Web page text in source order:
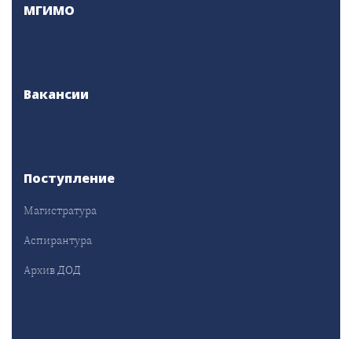
МГИМО
Вакансии
Поступление
Магистратура
Аспирантура
Архив ДОД